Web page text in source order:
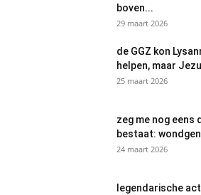
boven...
29 maart 2026
de GGZ kon
helpen, maar
25 maart 2026
zeg me nog eens
bestaat:
24 maart 2026
legendarische